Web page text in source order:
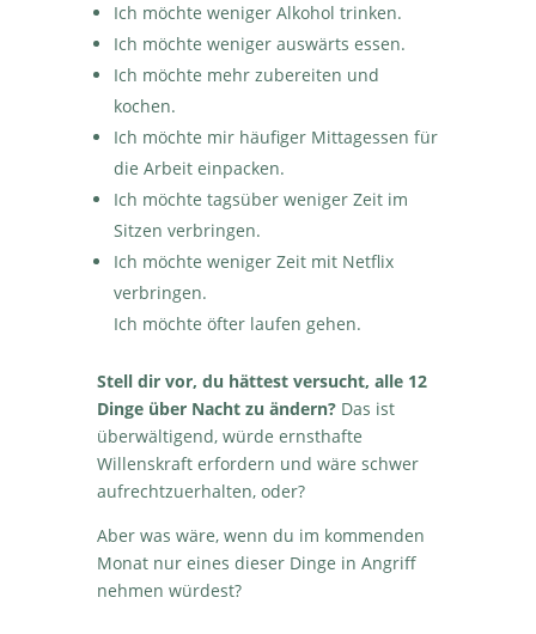
Ich möchte weniger Alkohol trinken.
Ich möchte weniger auswärts essen.
Ich möchte mehr zubereiten und
kochen.
Ich möchte mir häufiger Mittagessen für
die Arbeit einpacken.
Ich möchte tagsüber weniger Zeit im
Sitzen verbringen.
Ich möchte weniger Zeit mit Netflix
verbringen.
Ich möchte öfter laufen gehen.
Stell dir vor, du hättest versucht, alle 12
Dinge über Nacht zu ändern?Das ist
überwältigend, würde ernsthafte
Willenskraft erfordern und wäre schwer
aufrechtzuerhalten, oder?
Aber was wäre, wenn du im kommenden
Monat nur eines dieser Dinge in Angriff
nehmen würdest?